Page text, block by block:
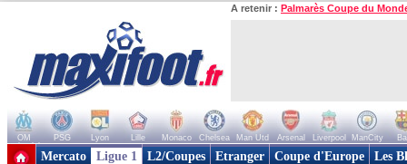
A retenir : Palmarès Coupe du
OM PSG Lyon Lille Monaco Chelsea Man Utd Arsenal Liverpool ManCity
+ de clubs
Mercato Ligue 1 L2/Coupes Etranger Coupe d'Europe Les